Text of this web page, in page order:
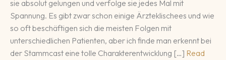
sie absolut gelungen und verfolge sie jedes Mal mit
Spannung. Es gibt zwar schon einige Ärzteklischees und wie
so oft beschäftigen sich die meisten Folgen mit
unterschiedlichen Patienten, aber ich finde man erkennt bei
der Stammcast eine tolle Charakterentwicklung […] Read